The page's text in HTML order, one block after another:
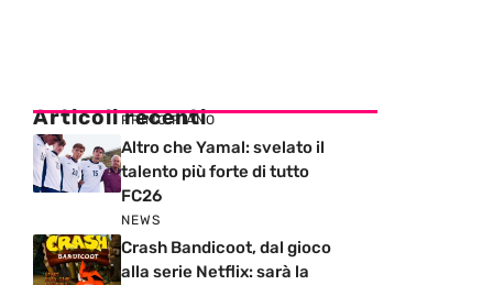
Articoli recenti
PRIMO PIANO
Altro che Yamal: svelato il
talento più forte di tutto
FC26
NEWS
Crash Bandicoot, dal gioco
alla serie Netflix: sarà la